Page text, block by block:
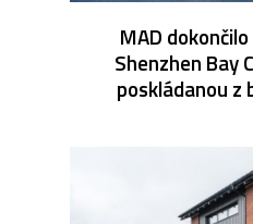
MAD
Shenzhen Bay
poskládanou z